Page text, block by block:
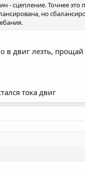
- сцепление. Точнее
но
в двиг лезть,
тока двиг